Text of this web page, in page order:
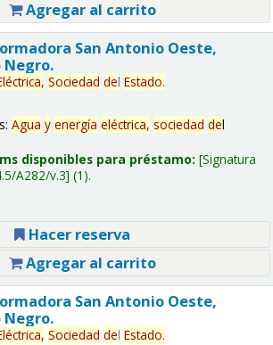
Agregar al carrito
San Antonio Oeste,
Negro.
Sociedad del Estado.
Agua y energía eléctrica, sociedad del
disponibles para préstamo: Signatura
A282/v.3 (1).
Hacer reserva
Agregar al carrito
San Antonio Oeste,
Negro.
Sociedad del Estado.